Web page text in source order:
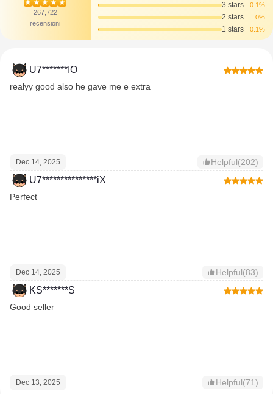
267,722
recensioni
3 stars 0.1%
2 stars 0%
1 stars 0.1%
U7*******IO
realyy good also he gave me e extra
Dec 14, 2025 Helpful(202)
U7***************iX
Perfect
Dec 14, 2025 Helpful(83)
KS*******S
Good seller
Dec 13, 2025 Helpful(71)